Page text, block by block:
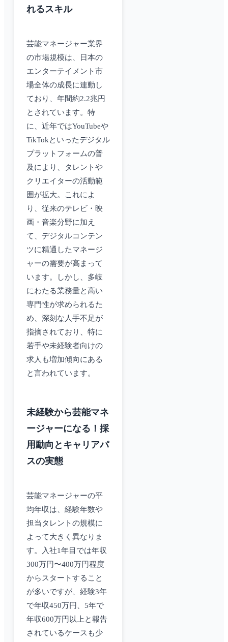
れるスキル
芸能マネージャー業界
の市場規模は、日本の
エンターテイメント市
場全体の成長に連動し
ており、年間約2.2兆円
とされています。特
に、近年ではYouTubeや
TikTokといったデジタル
プラットフォームの普
及により、タレントや
クリエイターの活動範
囲が拡大。これによ
り、従来のテレビ・映
画・音楽分野に加え
て、デジタルコンテン
ツに精通したマネージ
ャーの需要が高まって
います。しかし、多岐
にわたる業務量と高い
専門性が求められるた
め、深刻な人手不足が
指摘されており、特に
若手や未経験者向けの
求人も増加傾向にある
と言われています。
未経験から芸能マネ
ージャーになる！採
用動向とキャリアパ
スの実態
芸能マネージャーの平
均年収は、経験年数や
担当タレントの規模に
よって大きく異なりま
す。入社1年目では年収
300万円〜400万円程度
からスタートすること
が多いですが、経験3年
で年収450万円、5年で
年収600万円以上と報告
されているケースも少